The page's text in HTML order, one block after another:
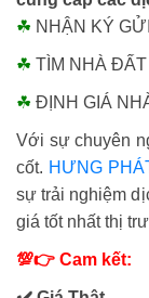
☘ NHẬN KÝ
☘ TÌM NHÀ
☘ ĐỊNH GIÁ
Với sự chuyên
cốt. HƯNG
sự trải nghiệm
giá tốt nhất thị
💯👉 Cam kết: